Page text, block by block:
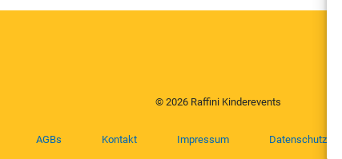
© 2026 Raffini Kinderevents
AGBs Kontakt Impressum Datenschutz